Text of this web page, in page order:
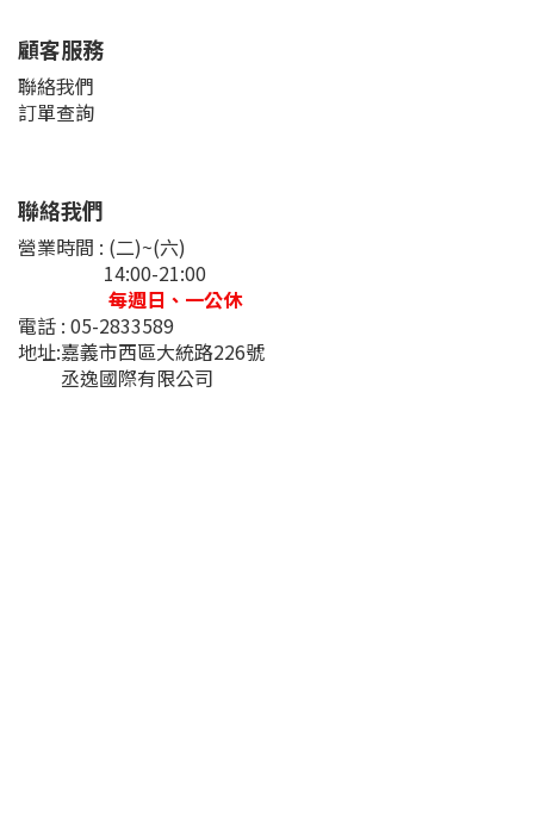
顧客服務
聯絡我們
訂單查詢
聯絡我們
營業時間 : (二)~(六)
14:00-21:00
每週日、一公休
電話 : 05-2833589
地址:嘉義市西區大統路226號
丞逸國際有限公司